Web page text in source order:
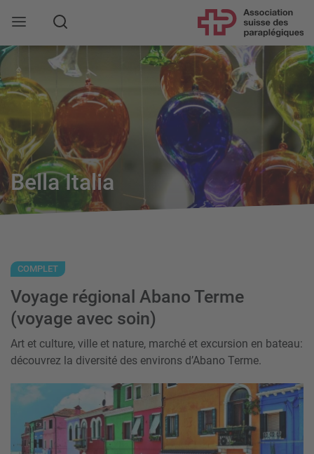
Rechercher
Bella Italia
COMPLET
Voyage régional Abano Terme
(voyage avec soin)
Art et culture, ville et nature, marché et excursion en bateau:
découvrez la diversité des environs d’Abano Terme.